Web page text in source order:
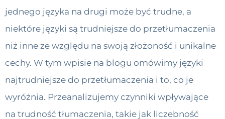
jednego języka na drugi może być trudne, a
niektóre języki są trudniejsze do przetłumaczenia
niż inne ze względu na swoją złożoność i unikalne
cechy. W tym wpisie na blogu omówimy języki
najtrudniejsze do przetłumaczenia i to, co je
wyróżnia. Przeanalizujemy czynniki wpływające
na trudność tłumaczenia, takie jak liczebność